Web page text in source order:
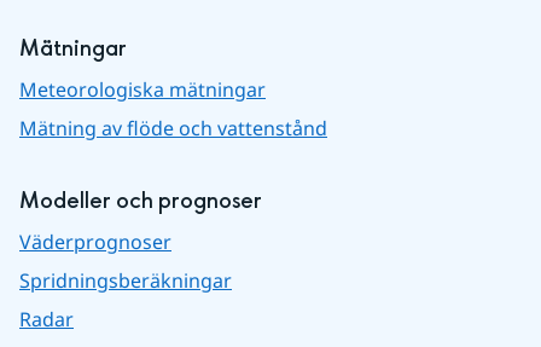
Mätningar
Meteorologiska mätningar
Mätning av flöde och vattenstånd
Modeller och prognoser
Väderprognoser
Spridningsberäkningar
Radar